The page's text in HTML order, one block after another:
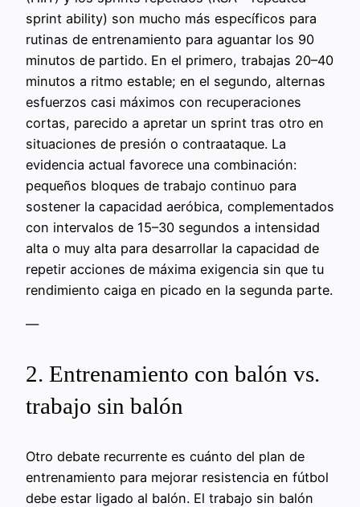
sprint ability) son mucho más específicos para
rutinas de entrenamiento para aguantar los 90
minutos de partido. En el primero, trabajas 20–40
minutos a ritmo estable; en el segundo, alternas
esfuerzos casi máximos con recuperaciones
cortas, parecido a apretar un sprint tras otro en
situaciones de presión o contraataque. La
evidencia actual favorece una combinación:
pequeños bloques de trabajo continuo para
sostener la capacidad aeróbica, complementados
con intervalos de 15–30 segundos a intensidad
alta o muy alta para desarrollar la capacidad de
repetir acciones de máxima exigencia sin que tu
rendimiento caiga en picado en la segunda parte.
—
2. Entrenamiento con balón vs.
trabajo sin balón
Otro debate recurrente es cuánto del plan de
entrenamiento para mejorar resistencia en fútbol
debe estar ligado al balón. El trabajo sin balón